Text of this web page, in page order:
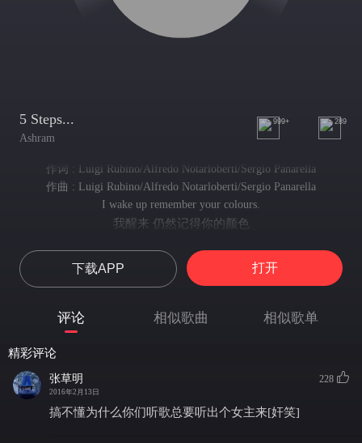
5 Steps...
Ashram
999+ 289
作词 : Luigi Rubino/Alfredo Notarloberti/Sergio Panarella
作曲 : Luigi Rubino/Alfredo Notarloberti/Sergio Panarella
I wake up remember your colours.
我醒来 仍然记得你的颜色
正如落叶飘零
They fly softly,
纷扬而落
我任凭落叶凋零
And you were five steps from me
下载APP 打开
评论 相似歌曲 相似歌单
精彩评论
张草明
2016年2月13日
228
搞不懂为什么你们听歌总要听出个女主来[奸笑]